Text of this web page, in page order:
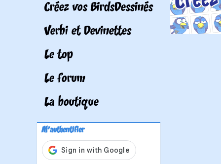
Créez vos BirdsDessinés
Verbi et Devinettes
Le top
Le forum
La boutique
M'authentifier